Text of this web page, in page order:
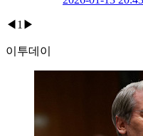
◀ 1 ▶
이투데이